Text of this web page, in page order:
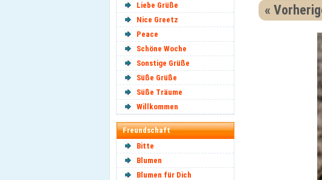
Liebe Grüße
Nice Greetz
Peace
Schöne Woche
Sonstige Grüße
Süße Grüße
Süße Träume
Willkommen
Freundschaft
Bitte
Blumen
Blumen für Dich
«